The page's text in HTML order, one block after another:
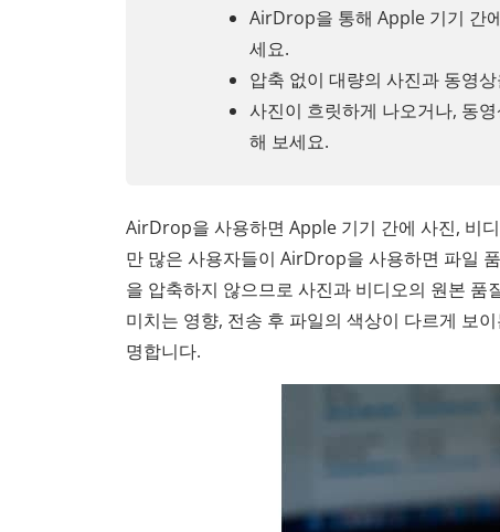
AirDrop을 통해 Apple 기기 간
세요.
압축 없이 대량의 사진과 동영
사진이 흐릿하게 나오거나, 동
해 보세요.
AirDrop을 사용하면 Apple 기기 간에 사진, 비
만 많은 사용자들이 AirDrop을 사용하면 파일
을 압축하지 않으므로 사진과 비디오의 원본
미치는 영향, 전송 후 파일의 색상이 다르게 보
명합니다.